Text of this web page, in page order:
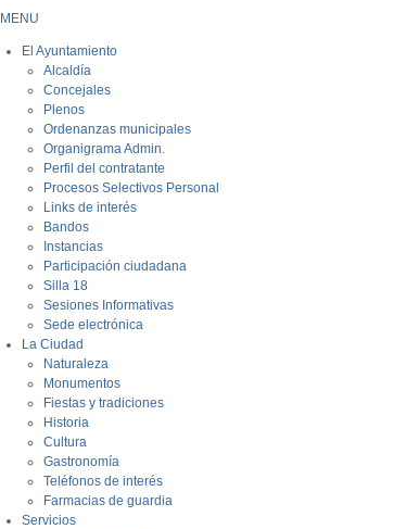
MENU
El Ayuntamiento
Alcaldía
Concejales
Plenos
Ordenanzas municipales
Organigrama Admin.
Perfil del contratante
Procesos Selectivos Personal
Links de interés
Bandos
Instancias
Participación ciudadana
Silla 18
Sesiones Informativas
Sede electrónica
La Ciudad
Naturaleza
Monumentos
Fiestas y tradiciones
Historia
Cultura
Gastronomía
Teléfonos de interés
Farmacias de guardia
Servicios